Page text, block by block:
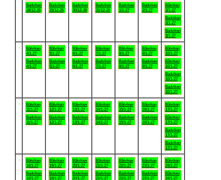
Badviken
28/12-26
Badviken
29/12-26
Badviken
30/12-26
Badviken
31/12-26
Badviken
1/1-27
Badviken
2/1-27
Båtviken
3/1-27
Badviken
3/1-27
Badviken
3/1-27
Båtviken
4/1-27
Badviken
4/1-27
Båtviken
5/1-27
Badviken
5/1-27
Båtviken
6/1-27
Badviken
6/1-27
Båtviken
7/1-27
Badviken
7/1-27
Båtviken
8/1-27
Badviken
8/1-27
Båtviken
9/1-27
Badviken
9/1-27
Båtviken
10/1-27
Båtviken
10/1-27
Badviken
10/1-27
Badviken
10/1-27
Båtviken
11/1-27
Badviken
11/1-27
Båtviken
12/1-27
Badviken
12/1-27
Båtviken
13/1-27
Badviken
13/1-27
Båtviken
14/1-27
Badviken
14/1-27
Båtviken
15/1-27
Badviken
15/1-27
Båtviken
16/1-27
Badviken
16/1-27
Båtviken
17/1-27
Båtviken
17/1-27
Badviken
17/1-27
Badviken
17/1-27
Båtviken
18/1-27
Badviken
18/1-27
Båtviken
19/1-27
Badviken
19/1-27
Båtviken
20/1-27
Badviken
20/1-27
Båtviken
21/1-27
Badviken
21/1-27
Båtviken
22/1-27
Badviken
22/1-27
Båtviken
23/1-27
Badviken
23/1-27
Båtviken
24/1-27
Båtviken
24/1-27